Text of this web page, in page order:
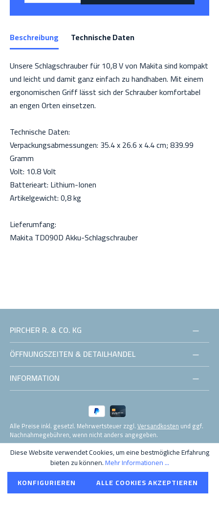
Beschreibung
Technische Daten
Unsere Schlagschrauber für 10,8 V von Makita sind kompakt
und leicht und damit ganz einfach zu handhaben. Mit einem
ergonomischen Griff lässt sich der Schrauber komfortabel
an engen Orten einsetzen.
Technische Daten:
Verpackungsabmessungen: 35.4 x 26.6 x 4.4 cm; 839.99
Gramm
Volt: 10.8 Volt
Batterieart: Lithium-Ionen
Artikelgewicht: 0,8 kg
Lieferumfang:
Makita TD090D Akku-Schlagschrauber
PIRCHER R. & CO. KG
ÖFFNUNGSZEITEN & DETAILHANDEL
INFORMATION
Alle Preise inkl. gesetzl. Mehrwertsteuer zzgl.Versandkostenund ggf.
Nachnahmegebühren, wenn nicht anders angegeben.
© 2021 Pircher R. & Co. KG MwSt. Nr. IT01555520210
Diese Website verwendet Cookies, um eine bestmögliche Erfahrung
bieten zu können.Mehr Informationen ...
KONFIGURIEREN
ALLE COOKIES AKZEPTIEREN